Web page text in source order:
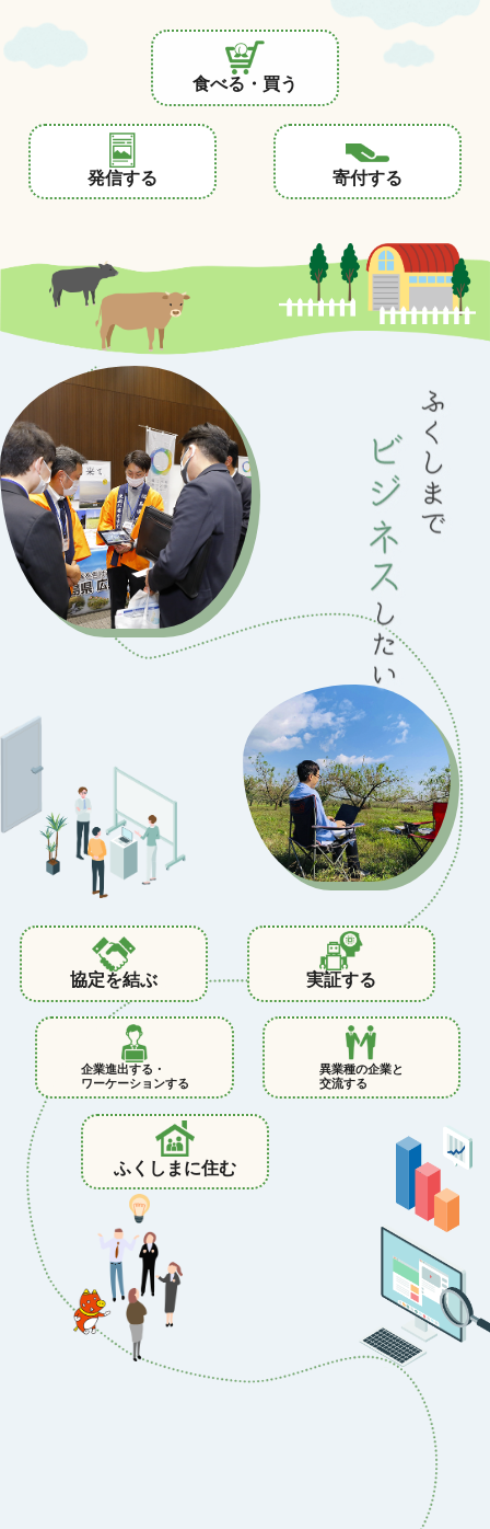
食べる・買う
発信する 寄付する
協定を結ぶ 実証する
企業進出する・
ワーケーションする
異業種の企業と
交流する
ふくしまに住む